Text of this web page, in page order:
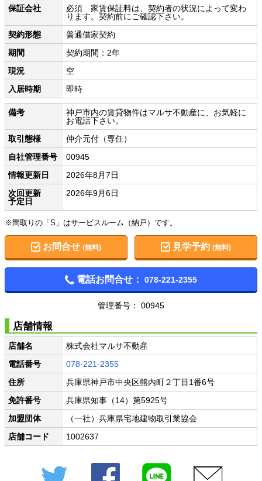
保証会社
必須 家賃保証料は、契約者の状況によって変わ
ります。契約前にご確認下さい。
契約形態
普通借家契約
期間
契約期間：2年
現況
空
入居時期
即時
備考
神戸市内の賃貸物件はマルサ不動産に、お気軽に
お電話下さい。
取引態様
仲介元付（専任）
自社管理番号
00945
情報更新日
2026年8月7日
次回更新
予定日
2026年9月6日
※間取りの「S」はサービスルーム（納戸）です。
お問合せ (無料) 見学予約(無料)
電話お問合せ： 078-221-2355
管理番号： 00945
店舗情報
店舗名
株式会社マルサ不動産
電話番号
078-221-2355
住所
兵庫県神戸市中央区熊内町２丁目1番6号
免許番号
兵庫県知事（14）第5925号
加盟団体
（一社）兵庫県宅地建物取引業協会
店舗コード
1002637
Twitter Facebook